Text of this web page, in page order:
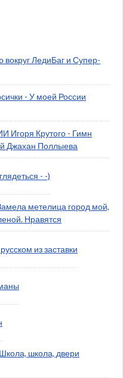
вокруг ЛедиБаг и Супер-
- У моей России
Крутого - Гимн
Джахан Поллыева
- -)
метелица город мой,
Нравятся
из заставки
школа, двери